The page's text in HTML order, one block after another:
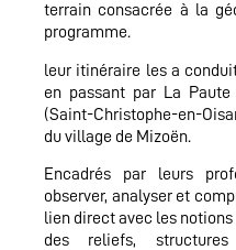
terrain consacrée à la
programme.
leur itinéraire les a
en passant par La Paute
(Saint-Christophe-en-
du village de Mizoën.
Encadrés par leurs
observer, analyser et
lien direct avec les
des reliefs, structures